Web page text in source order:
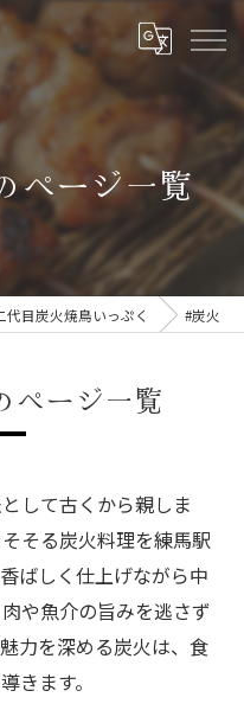
ページ一覧
目炭火焼鳥いっぷく #炭火
ページ一覧
して古くから親しま
そる炭火料理を練馬駅
ばしく仕上げながら中
や魚介の旨みを逃さず
力を深める炭火は、食
きます。